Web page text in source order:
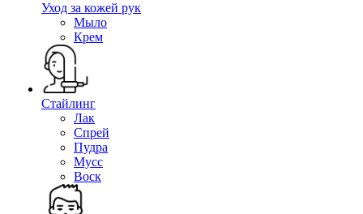
Уход за кожей рук
Мыло
Крем
Стайлинг
Лак
Спрей
Пудра
Мусс
Воск